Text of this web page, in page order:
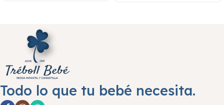
Todo lo que tu bebé necesita.